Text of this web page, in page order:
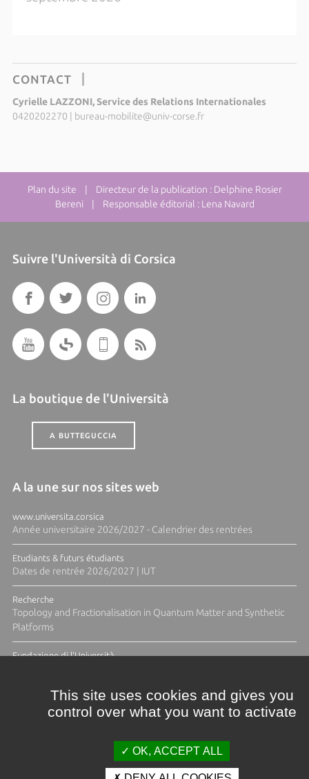
CONTACT
Cyrielle LAZZONI, Service des Relations Internationales
0420202270 | bureau-mobilite@univ-corse.fr
Plan du site | Directeur de la publication : Delphine Rosier
Bereni | Responsable éditorial : Lena Navard
Suivre l'Università di Corsica
La boutique de l'Università
A BUTTEGUCCIA
A la une sur nos sites web
www.universita.corsica
Année universitaire 2026/2027 - Calendrier des rentrées
Etudiants & futurs étudiants
Dates de rentrée 2026/2027 | IUT
Recherche
Topology and Fractionalisation in Quantum Matter and Synthetic
Platforms
Fundazione di l'Università
This site uses cookies and gives you
control over what you want to activate
OK, ACCEPT ALL